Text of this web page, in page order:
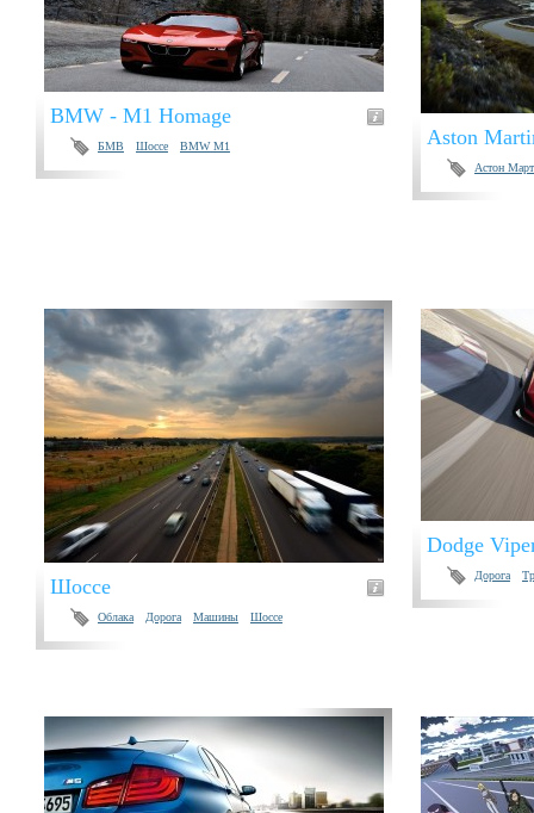
BMW - M1 Homage
БМВ Шоссе BMW M1 Aston
Астон
Шоссе
Облака Дорога Машины Шоссе
Dodge
Дорога